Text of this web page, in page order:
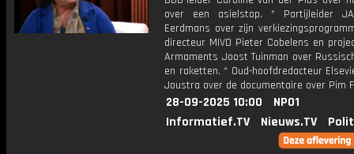
over een asielstop. * Partijleider
Eerdmans over zijn
directeur MIVD Pieter Cobelens en
Armaments Joost Tuinman over
en raketten. * Oud-hoofdredacteur
Joustra over de documentaire over Pim
28-09-2025 10:00
NPO1
Informatief.TV
Nieuws.TV